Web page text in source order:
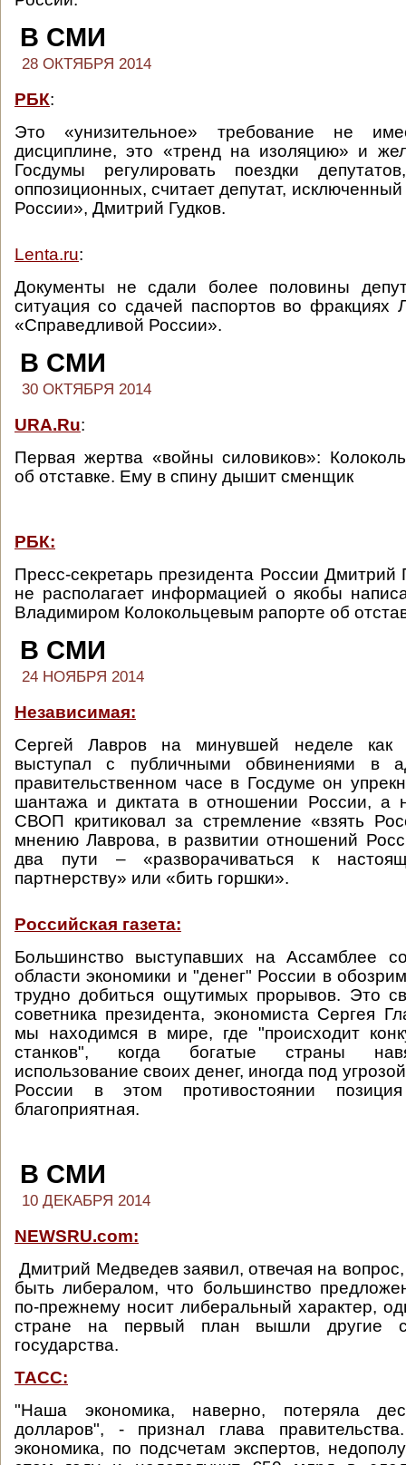
В СМИ
28 ОКТЯБРЯ 2014
РБК:
Это «унизительное» требование не
дисциплине, это «тренд на изоляцию» и
Госдумы регулировать поездки
оппозиционных, считает депутат,
России», Дмитрий Гудков.
Lenta.ru:
Документы не сдали более половины
ситуация со сдачей паспортов во
«Справедливой России».
В СМИ
30 ОКТЯБРЯ 2014
URA.Ru:
Первая жертва «войны силовиков»:
об отставке. Ему в спину дышит сменщик
РБК:
Пресс-секретарь президента России Дмитрий
не располагает информацией о якобы
Владимиром Колокольцевым рапорте об
В СМИ
24 НОЯБРЯ 2014
Независимая:
Сергей Лавров на минувшей неделе как
выступал с публичными обвинениями в
правительственном часе в Госдуме он
шантажа и диктата в отношении России, а
СВОП критиковал за стремление «взять
мнению Лаврова, в развитии отношений
два пути – «разворачиваться к
партнерству» или «бить горшки».
Российская газета:
Большинство выступавших на Ассамблее
области экономики и "денег" России в
трудно добиться ощутимых прорывов. Это
советника президента, экономиста Сергея
мы находимся в мире, где "происходит
станков", когда богатые страны
использование своих денег, иногда под
России в этом противостоянии
благоприятная.
В СМИ
10 ДЕКАБРЯ 2014
NEWSRU.com:
Дмитрий Медведев заявил, отвечая на
быть либералом, что большинство
по-прежнему носит либеральный характер,
стране на первый план вышли другие
государства.
ТАСС:
"Наша экономика, наверно, потеряла
долларов", - признал глава
экономика, по подсчетам экспертов,